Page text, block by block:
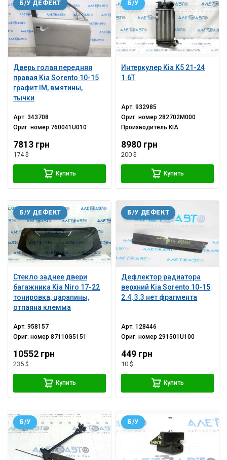
Дверь голая передняя
правая Kia Sorento 10-15
графит IM, вмятины,
тычки
Б/У ДЕФЕКТ
Арт.343708
Ориг. номер 760041U010
7813 грн
174 $
Купить
Интеркулер Kia K5 21-24
1.6T
Б/У
Арт.932985
Ориг. номер 282702M000
Производитель KIA
8980 грн
200 $
Купить
Стекло заднее двери
багажника Kia Niro 17-22
тонировка, царапины,
отпаяна клемма
Б/У ДЕФЕКТ
Арт.958157
Ориг. номер87110G5151
10552 грн
235 $
Купить
Дефлектор радиатора
верхний Kia Sorento 10-15
2.4, 3.3 нет фрагмента
Б/У ДЕФЕКТ
Арт.128446
Ориг. номер 291501U100
449 грн
10 $
Купить
Б/У Б/У